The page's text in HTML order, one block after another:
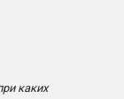
каких